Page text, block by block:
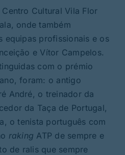
Cultural Vila Flor
onde também
equipas profissionais e os
e Vítor Campelos.
com o prémio
foram: o antigo
André, o treinador da
da Taça de Portugal,
o tenista português com
raking ATP de sempre e
de ralis que sempre